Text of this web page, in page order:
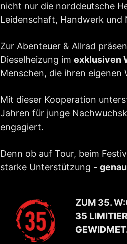
nicht nur die norddeutsche
Leidenschaft, Handwerk
Zur Abenteuer & Allrad
Dieselheizung im exklusiven
Menschen, die ihren eigenen
Mit dieser Kooperation
Jahren für junge
engagiert.
Denn ob auf Tour, beim
starke Unterstützung -
ZUM 35.
35